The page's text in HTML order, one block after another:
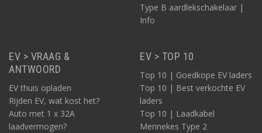
Type B aardlekschakelaar |
Info
EV > VRAAG &
ANTWOORD
EV thuis opladen
Rijden EV, wat kost het?
Auto met 1 x 32A
laadvermogen?
EV > TOP 10
Top 10 | Goedkope EV laders
Top 10 | Best verkochte EV
laders
Top 10 | Laadkabel
Mennekes Type 2